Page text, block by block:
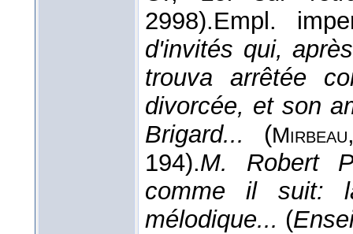
2998).Empl.
d'invités qui,
trouva arrêtée
divorcée, et son
Brigard...
(Mirbeau
194).M. Robert
comme il suit:
mélodique... (